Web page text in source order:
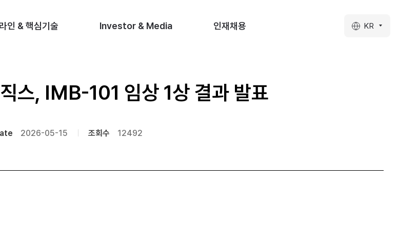
인 & 핵심기술 Investor & Media 인재채용 KR
스, IMB-101 임상 1상 결과 발표
2026-05-15 조회수 12492